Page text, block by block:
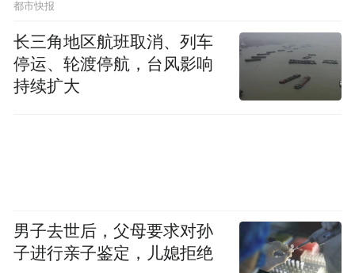
都市快报
长三角地区航班取消、列车
停运、轮渡停航，台风影响
持续扩大
男子去世后，父母要求对孙
子进行亲子鉴定，儿媳拒绝